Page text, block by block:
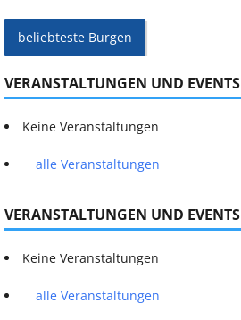
beliebteste Burgen
VERANSTALTUNGEN UND EVENTS
Keine Veranstaltungen
alle Veranstaltungen
VERANSTALTUNGEN UND EVENTS
Keine Veranstaltungen
alle Veranstaltungen